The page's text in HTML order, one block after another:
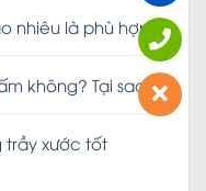
nhiêu là phù hợp?
không? Tại sao?
xước tốt